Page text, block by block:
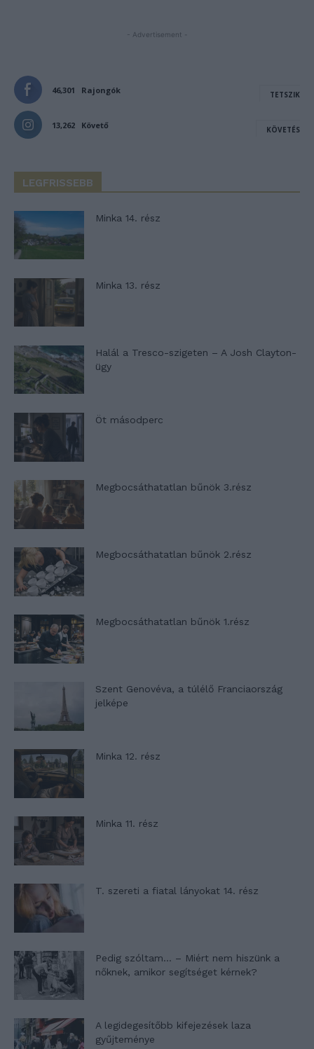
- Advertisement -
46,301 Rajongók TETSZIK
13,262 Követő KÖVETÉS
LEGFRISSEBB
Minka 14. rész
Minka 13. rész
Halál a Tresco-szigeten – A Josh Clayton-
ügy
Öt másodperc
Megbocsáthatatlan bűnök 3.rész
Megbocsáthatatlan bűnök 2.rész
Megbocsáthatatlan bűnök 1.rész
Szent Genovéva, a túlélő Franciaország
jelképe
Minka 12. rész
Minka 11. rész
T. szereti a fiatal lányokat 14. rész
Pedig szóltam… – Miért nem hiszünk a
nőknek, amikor segítséget kérnek?
A legidegesítőbb kifejezések laza
gyűjteménye